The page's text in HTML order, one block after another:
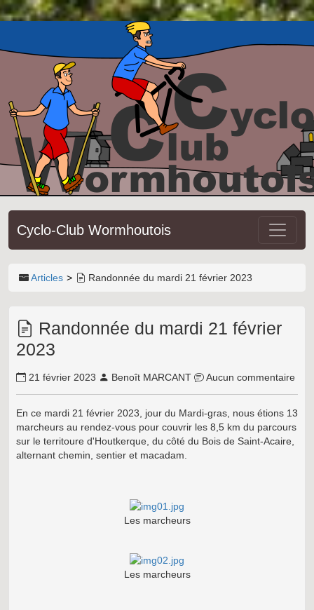
Cyclo-Club Wormhoutois
Articles Randonnée du mardi 21 février 2023
Randonnée du mardi 21 février
2023
21 février 2023 Benoît MARCANT Aucun commentaire
En ce mardi 21 février 2023, jour du Mardi-gras, nous étions 13
marcheurs au rendez-vous pour couvrir les 8,5 km du parcours
sur le territoure d'Houtkerque, du côté du Bois de Saint-Acaire,
alternant chemin, sentier et macadam.
Les marcheurs
Les marcheurs